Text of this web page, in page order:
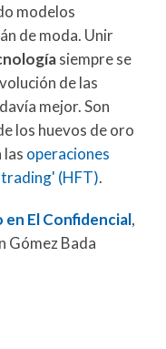
modelos
de moda. Unir
siempre se
de las
mejor. Son
los huevos de oro
las operaciones
(HFT).
El Confidencial,
Gómez Bada